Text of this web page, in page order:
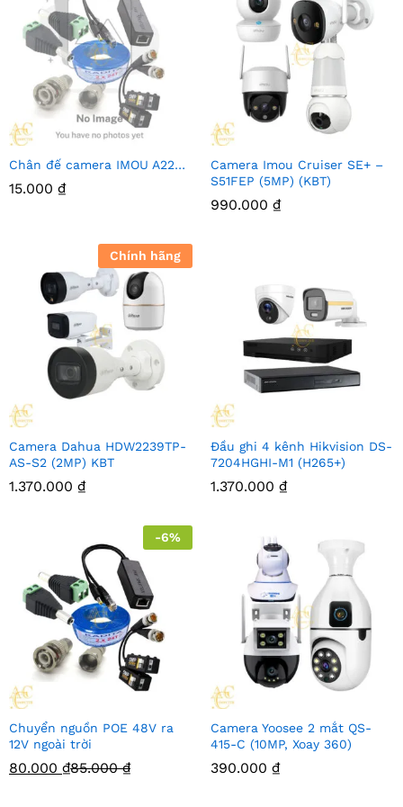
Chân đế camera IMOU A22…
15.000 ₫
Camera Imou Cruiser SE+ –
S51FEP (5MP) (KBT)
990.000 ₫
Chính hãng
Camera Dahua HDW2239TP-
AS-S2 (2MP) KBT
1.370.000 ₫
Đầu ghi 4 kênh Hikvision DS-
7204HGHI-M1 (H265+)
1.370.000 ₫
-6%
Chuyển nguồn POE 48V ra
12V ngoài trời
80.000 ₫85.000₫
Camera Yoosee 2 mắt QS-
415-C (10MP, Xoay 360)
390.000 ₫